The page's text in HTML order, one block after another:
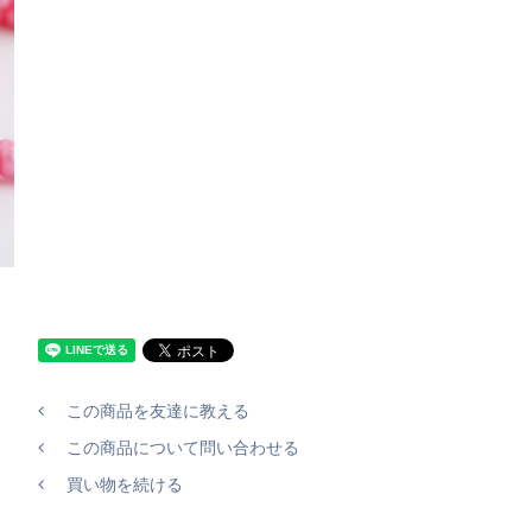
この商品を友達に教える
この商品について問い合わせる
買い物を続ける